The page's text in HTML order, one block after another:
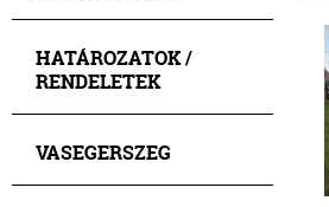
HATÁROZATOK /
RENDELETEK
VASEGERSZEG